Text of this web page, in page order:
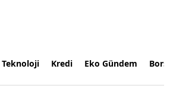
Teknoloji Kredi Eko Gündem